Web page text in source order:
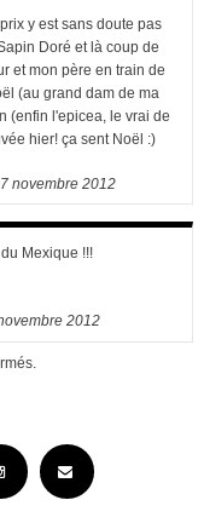
y est sans doute pas
Doré et là coup de
et mon père en train de
(au grand dam de ma
(enfin l'epicea, le vrai de
hier! ça sent Noël :)
novembre 2012
Mexique !!!
2012